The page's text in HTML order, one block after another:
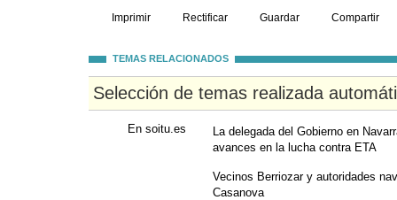
Imprimir Rectificar Guardar Compartir
TEMAS RELACIONADOS
Selección de temas realizada
En soitu.es
La delegada del Gobierno en
avances en la lucha contra ETA
Vecinos Berriozar y autoridades
Casanova